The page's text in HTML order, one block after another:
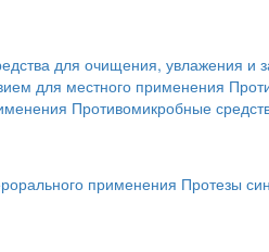
для очищения, увлажения и
для местного применения
Противомикробные
применения Протезы